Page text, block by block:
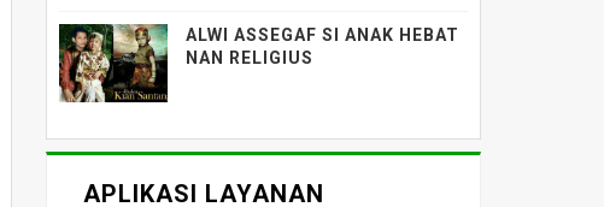
ALWI ASSEGAF SI ANAK HEBAT
NAN RELIGIUS
APLIKASI LAYANAN